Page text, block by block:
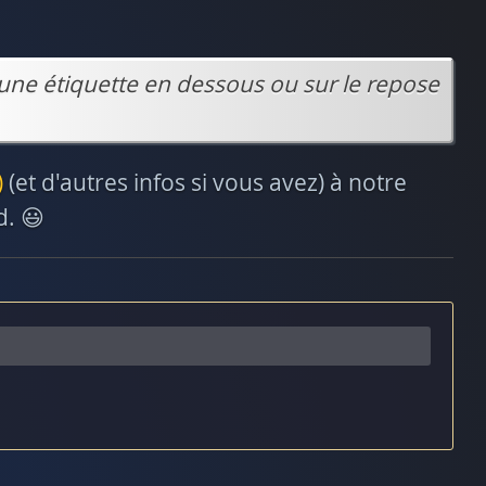
étiquette en dessous ou sur le repose
(et d'autres infos si vous avez) à notre
😃